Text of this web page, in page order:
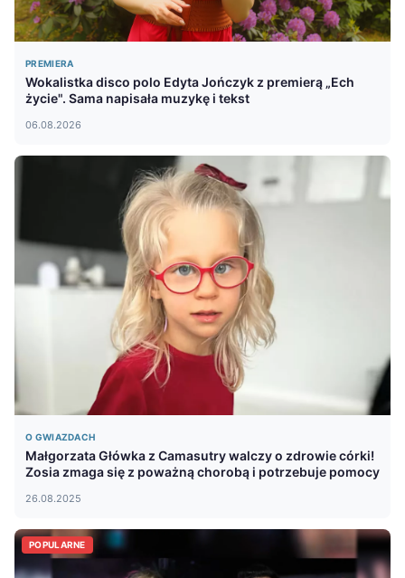
PREMIERA
Wokalistka disco polo Edyta Jończyk z premierą „Ech
życie". Sama napisała muzykę i tekst
06.08.2026
O GWIAZDACH
Małgorzata Główka z Camasutry walczy o zdrowie córki!
Zosia zmaga się z poważną chorobą i potrzebuje pomocy
26.08.2025
POPULARNE